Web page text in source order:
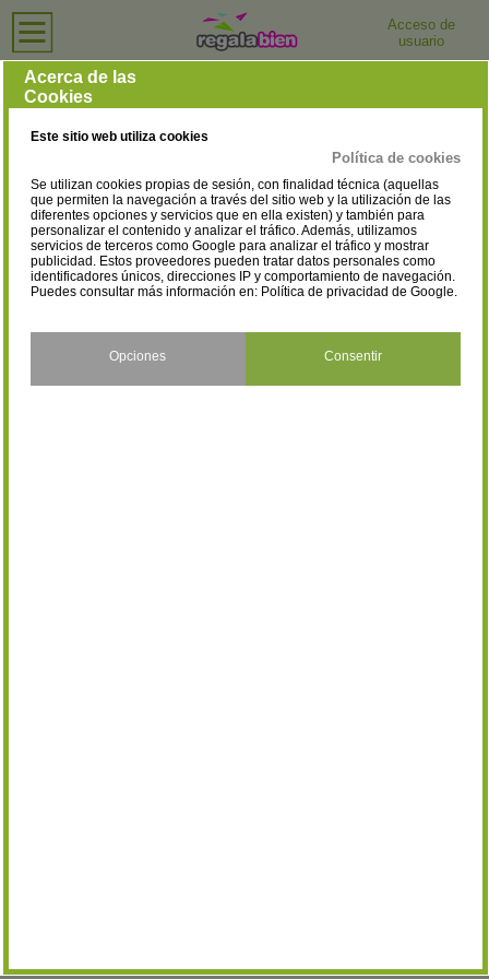
Acceso de
usuario
Perfumerías y Tiendas de Cosmética en Ourense
Selecciona la localidad
Inicio › Perfumerías y Tiendas de Cosmética
A Rúa O Barco De Valdeorras
(29)
Ribadavia (1) Verín(4)
Xinzo de Limia(1)
Acerca de las
Cookies
Este sitio web utiliza cookies
Política de cookies
Se utilizan cookies propias de sesión, con finalidad técnica (aquellas
que permiten la navegación a través del sitio web y la utilización de las
diferentes opciones y servicios que en ella existen) y también para
personalizar el contenido y analizar el tráfico. Además, utilizamos
servicios de terceros como Google para analizar el tráfico y mostrar
publicidad. Estos proveedores pueden tratar datos personales como
identificadores únicos, direcciones IP y comportamiento de navegación.
Puedes consultar más información en: Política de privacidad de Google.
Opciones Consentir